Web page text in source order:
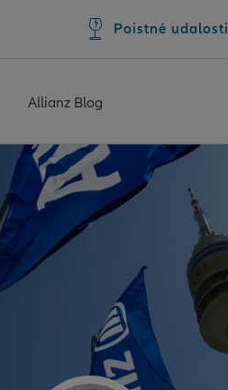
Poistné udalosti
Allianz Blog